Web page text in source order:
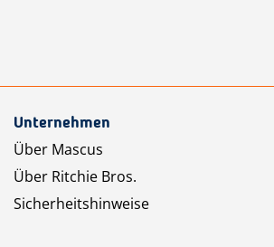
Unternehmen
Über Mascus
Über Ritchie Bros.
Sicherheitshinweise